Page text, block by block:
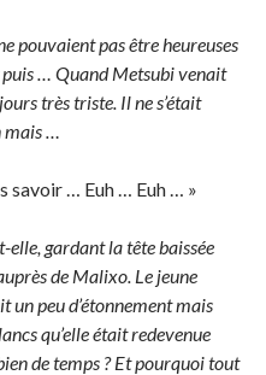
pouvaient pas être heureuses
… Quand Metsubi venait
très triste. Il ne s’était
mais …
savoir … Euh … Euh … »
elle, gardant la tête baissée
de Malixo. Le jeune
peu d’étonnement mais
qu’elle était redevenue
de temps ? Et pourquoi tout